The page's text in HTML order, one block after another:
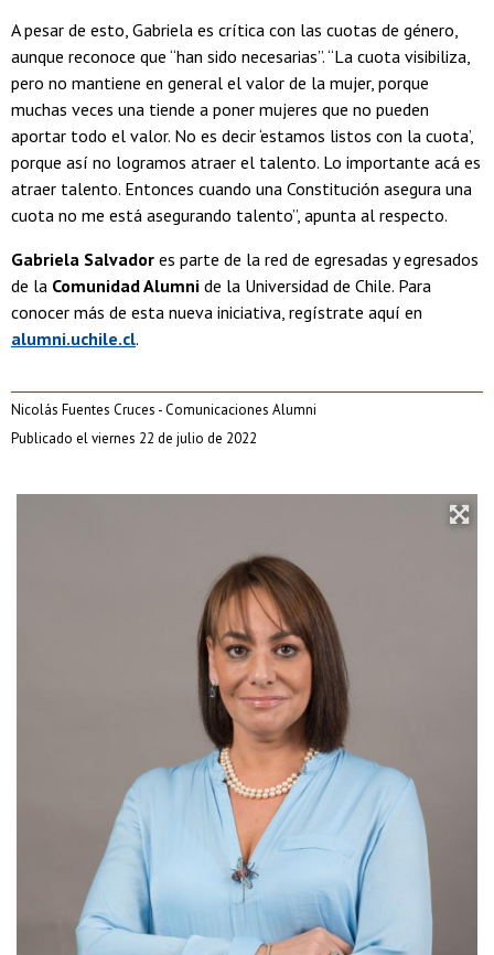
A pesar de esto, Gabriela es crítica con las cuotas de género,
aunque reconoce que “han sido necesarias”. “La cuota visibiliza,
pero no mantiene en general el valor de la mujer, porque
muchas veces una tiende a poner mujeres que no pueden
aportar todo el valor. No es decir ‘estamos listos con la cuota’,
porque así no logramos atraer el talento. Lo importante acá es
atraer talento. Entonces cuando una Constitución asegura una
cuota no me está asegurando talento”, apunta al respecto.
Gabriela Salvador es parte de la red de egresadas y egresados
de la Comunidad Alumni de la Universidad de Chile. Para
conocer más de esta nueva iniciativa, regístrate aquí en
alumni.uchile.cl.
Nicolás Fuentes Cruces - Comunicaciones Alumni
Publicado el viernes 22 de julio de 2022